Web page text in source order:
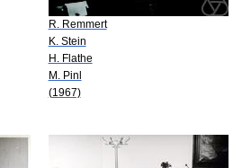
R. Remmert
K. Stein
H. Flathe
M. Pinl
(1967)